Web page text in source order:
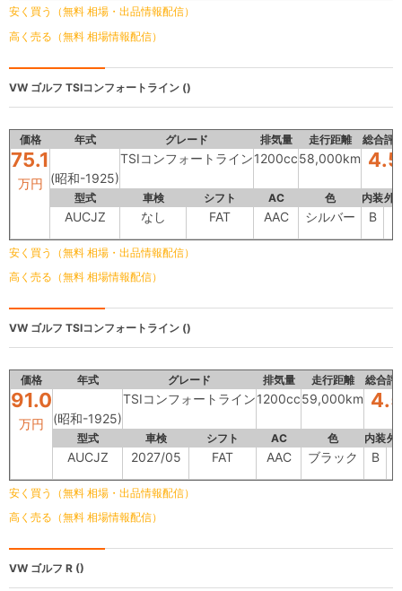
安く買う（無料 相場・出品情報配信）
高く売る（無料 相場情報配信）
VW ゴルフ TSIコンフォートライン ()
価格 年式 グレード 排気量 走行距離 総合評
75.1
万円 (昭和-1925)
TSIコンフォートライン1200cc58,000km 4.5
型式 車検 シフト AC 色 内装外
AUCJZ なし FAT AAC シルバー B
安く買う（無料 相場・出品情報配信）
高く売る（無料 相場情報配信）
VW ゴルフ TSIコンフォートライン ()
価格 年式 グレード 排気量 走行距離 総合評
91.0
万円 (昭和-1925)
TSIコンフォートライン1200cc59,000km 4.5
型式 車検 シフト AC 色 内装外
AUCJZ 2027/05 FAT AAC ブラック B
安く買う（無料 相場・出品情報配信）
高く売る（無料 相場情報配信）
VW ゴルフ R ()